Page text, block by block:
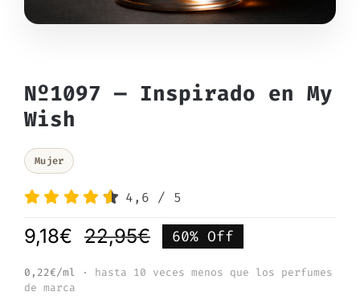
Nº1097 — Inspirado en My
Wish
Mujer
4,6 / 5
22,95€El
precio
9,18€
El
precio
60% Off
0,22€/ml
· hasta 10 veces menos que los perfumes
de marca